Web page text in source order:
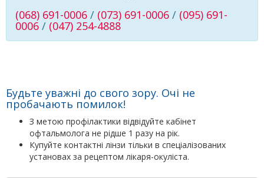
(068) 691-0006 / (073) 691-0006 / (095) 691-
0006 / (047) 254-4888
Будьте уважні до свого зору. Очі не
пробачають помилок!
З метою профілактики відвідуйте кабінет
офтальмолога не рідше 1 разу на рік.
Купуйте контактні лінзи тільки в спеціалізованих
установах за рецептом лікаря-окуліста.